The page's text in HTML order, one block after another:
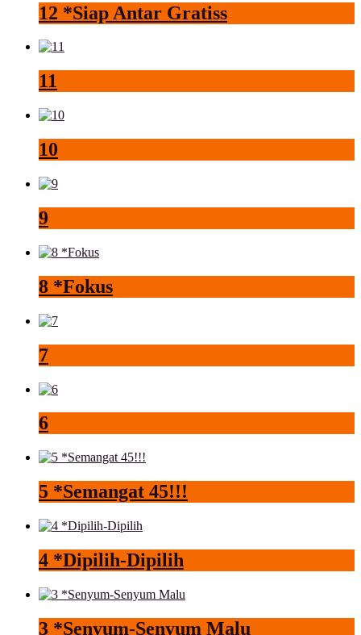
12 *Siap Antar Gratiss
11
10
9
8 *Fokus
7
6
5 *Semangat 45!!!
4 *Dipilih-Dipilih
3 *Senyum-Senyum Malu